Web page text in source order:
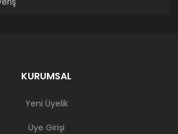
KURUMSAL
Yeni Üyelik
Üye Girişi